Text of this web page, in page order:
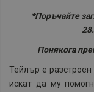
*Поръчайте
Понякога
Тейлър е
искат да му